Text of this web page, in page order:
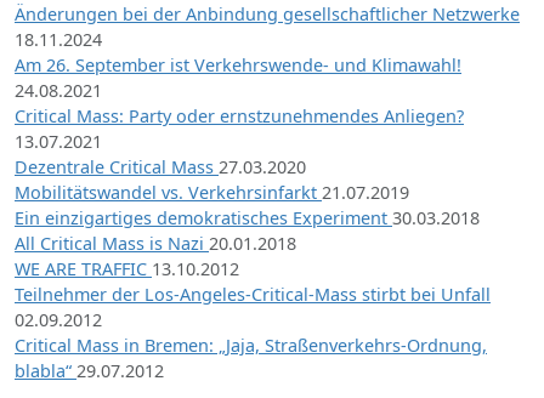
Änderungen bei der Anbindung gesellschaftlicher Netzwerke
18.11.2024
Am 26. September ist Verkehrswende- und Klimawahl!
24.08.2021
Critical Mass: Party oder ernstzunehmendes Anliegen?
13.07.2021
Dezentrale Critical Mass 27.03.2020
Mobilitätswandel vs. Verkehrsinfarkt 21.07.2019
Ein einzigartiges demokratisches Experiment 30.03.2018
All Critical Mass is Nazi 20.01.2018
WE ARE TRAFFIC 13.10.2012
Teilnehmer der Los-Angeles-Critical-Mass stirbt bei Unfall
02.09.2012
Critical Mass in Bremen: „Jaja, Straßenverkehrs-Ordnung,
blabla“ 29.07.2012